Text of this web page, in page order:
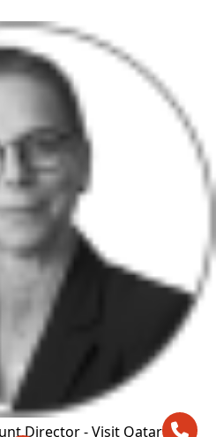
Director - Visit Qatar